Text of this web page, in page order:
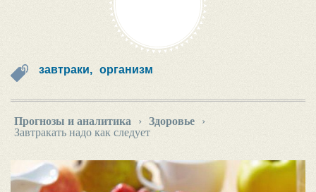
завтраки, организм
Прогнозы и аналитика › Здоровье
›
Завтракать надо как следует